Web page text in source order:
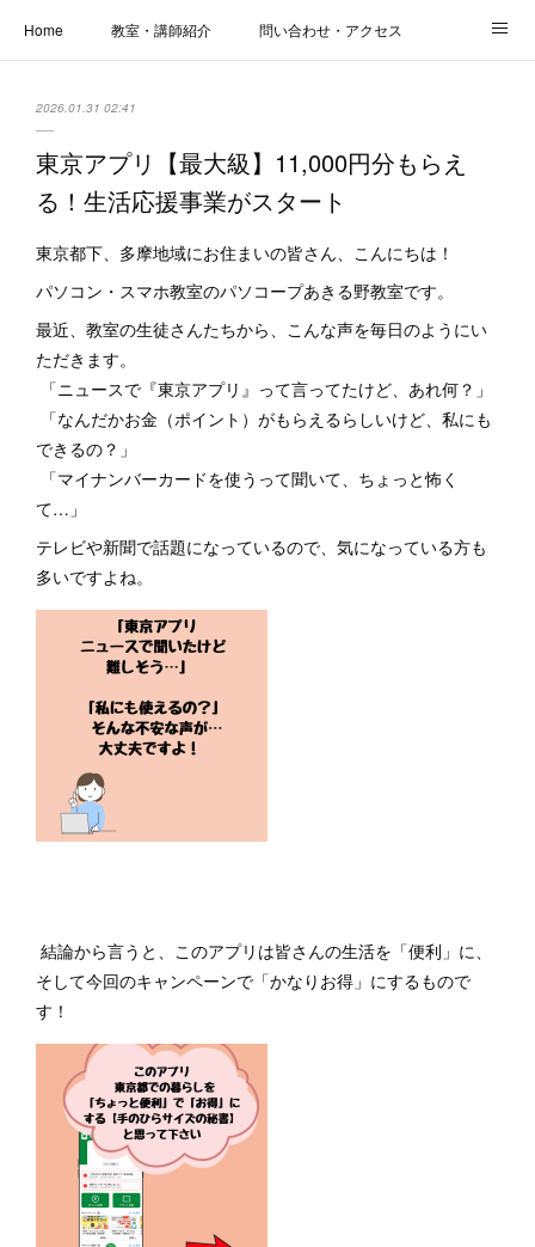
Home 教室・講師紹介 問い合わせ・アクセス
2026.01.31 02:41
東京アプリ【最大級】11,000円分もらえ
る！生活応援事業がスタート
東京都下、多摩地域にお住まいの皆さん、こんにちは！
パソコン・スマホ教室のパソコープあきる野教室です。
最近、教室の生徒さんたちから、こんな声を毎日のようにい
ただきます。
「ニュースで『東京アプリ』って言ってたけど、あれ何？」
「なんだかお金（ポイント）がもらえるらしいけど、私にも
できるの？」
「マイナンバーカードを使うって聞いて、ちょっと怖く
て…」
テレビや新聞で話題になっているので、気になっている方も
多いですよね。
結論から言うと、このアプリは皆さんの生活を「便利」に、
そして今回のキャンペーンで「かなりお得」にするもので
す！